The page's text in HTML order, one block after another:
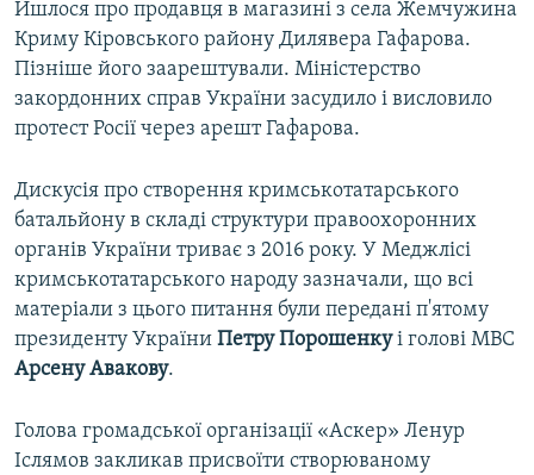
Йшлося про продавця в магазині з села Жемчужина
Криму Кіровського району Дилявера Гафарова.
Пізніше його заарештували. Міністерство
закордонних справ України засудило і висловило
протест Росії через арешт Гафарова.
Дискусія про створення кримськотатарського
батальйону в складі структури правоохоронних
органів України триває з 2016 року. У Меджлісі
кримськотатарського народу зазначали, що всі
матеріали з цього питання були передані п'ятому
президенту України Петру Порошенкуі голові МВС
Арсену Авакову.
Голова громадської організації «Аскер» Ленур
Іслямов закликав присвоїти створюваному